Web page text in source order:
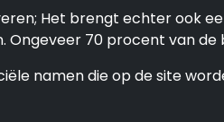
Het brengt echter ook
70 procent van de
namen die op de site